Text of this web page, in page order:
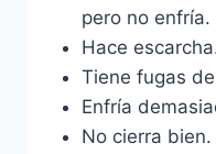
pero no enfría.
Hace
Tiene fugas
Enfría
No cierra bien.